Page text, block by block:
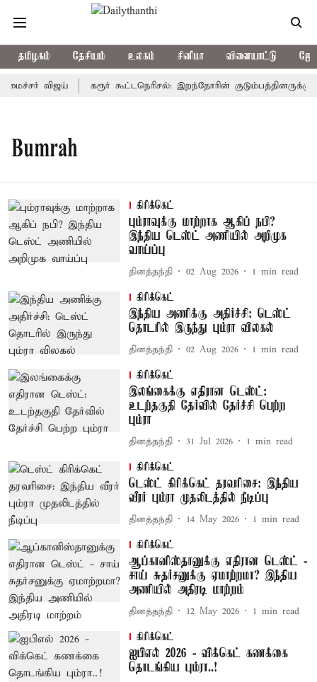
தமிழகம் தேசியம் உலகம் சினிமா விளையாட்டு
விஜய் கரூர் கூட்டநெரிசல்: இறந்தோரின்
Bumrah
கிரிக்கெட்
பும்ராவுக்கு மாற்றாக ஆகிப் நபி?
இந்திய டெஸ்ட் அணியில் அறிமுக
வாய்ப்பு
தினத்தந்தி 02 Aug 2026 1 min read
கிரிக்கெட்
இந்திய அணிக்கு அதிர்ச்சி: டெஸ்ட்
தொடரில் இருந்து பும்ரா விலகல்
தினத்தந்தி 02 Aug 2026 1 min read
கிரிக்கெட்
இலங்கைக்கு எதிரான டெஸ்ட்:
உடற்தகுதி தேர்வில் தேர்ச்சி பெற்ற
பும்ரா
தினத்தந்தி 31 Jul 2026 1 min read
கிரிக்கெட்
டெஸ்ட் கிரிக்கெட் தரவரிசை: இந்திய
வீரர் பும்ரா முதலிடத்தில் நீடிப்பு
தினத்தந்தி 14 May 2026 1 min read
கிரிக்கெட்
ஆப்கானிஸ்தானுக்கு எதிரான டெஸ்ட் -
சாய் சுதர்சனுக்கு ஏமாற்றமா? இந்திய
அணியில் அதிரடி மாற்றம்
தினத்தந்தி 12 May 2026 1 min read
கிரிக்கெட்
ஐபிஎல் 2026 - விக்கெட் கணக்கை
தொடங்கிய பும்ரா..!